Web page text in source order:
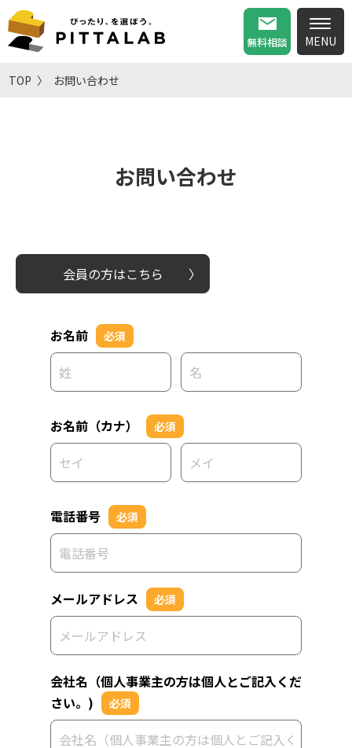
無料相談
TOP お問い合わせ
お問い合わせ
会員の方はこちら
お名前 必須
お名前（カナ） 必須
電話番号 必須
メールアドレス 必須
会社名（個人事業主の方は個人とご記入くだ
さい。)
必須